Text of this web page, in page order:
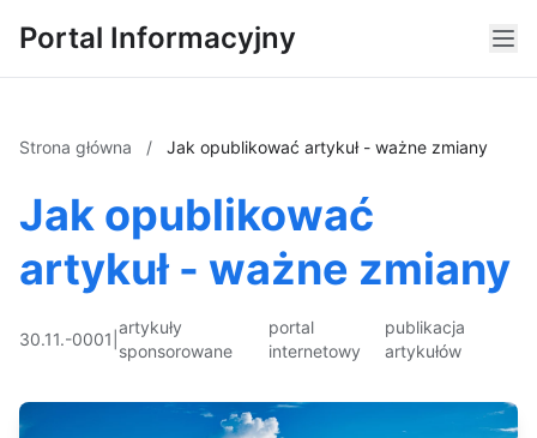
Portal Informacyjny
Strona główna / Jak opublikować artykuł - ważne zmiany
Jak opublikować
artykuł - ważne zmiany
30.11.-0001
artykuły
sponsorowane
portal
internetowy
publikacja
artykułów